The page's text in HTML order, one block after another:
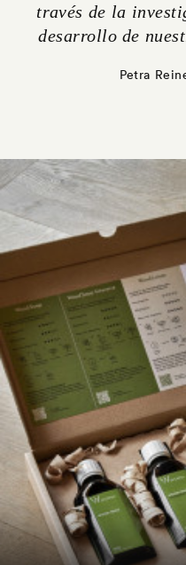
través de la
desarrollo de
Petra